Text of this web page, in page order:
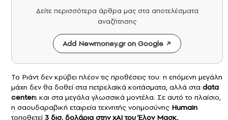
Δείτε περισσότερα άρθρα μας στα αποτελέσματα
αναζήτησης
Add Newmoney.gr on Google
Το Ριάντ δεν κρύβει πλέον τις προθέσεις του: η επόμενη μεγάλη
μάχη δεν θα δοθεί στα πετρελαϊκά κοιτάσματα, αλλά στα data
centers και στα μεγάλα γλωσσικά μοντέλα. Σε αυτό το πλαίσιο,
η σαουδαραβική εταιρεία τεχνητής νοημοσύνης Humain
τοποθετεί3 δισ. δολάρια στηνxAIτουΈλον Μασκ,